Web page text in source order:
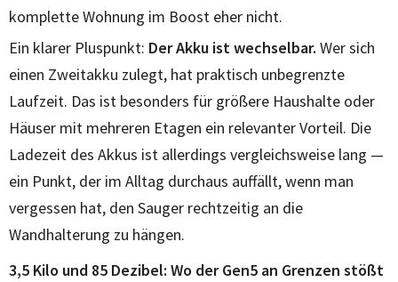
komplette Wohnung im Boost eher nicht.
Ein klarer Pluspunkt: Der Akku ist wechselbar. Wer sich
einen Zweitakku zulegt, hat praktisch unbegrenzte
Laufzeit. Das ist besonders für größere Haushalte oder
Häuser mit mehreren Etagen ein relevanter Vorteil. Die
Ladezeit des Akkus ist allerdings vergleichsweise lang —
ein Punkt, der im Alltag durchaus auffällt, wenn man
vergessen hat, den Sauger rechtzeitig an die
Wandhalterung zu hängen.
3,5 Kilo und 85 Dezibel: Wo der Gen5 an Grenzen stößt